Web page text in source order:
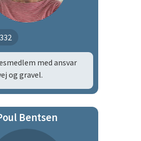
med ansvar
og gravel.
Bentsen